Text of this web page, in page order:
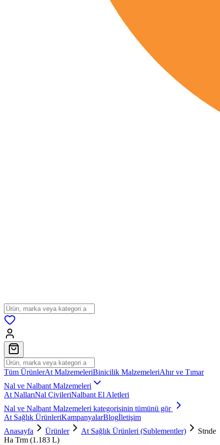
Tüm ÜrünlerAt MalzemeleriBinicilik MalzemeleriAhır ve Tımar
Nal ve Nalbant Malzemeleri
At NallarıNal ÇivileriNalbant El Aletleri
Nal ve Nalbant Malzemeleri kategorisinin tümünü gör
At Sağlık ÜrünleriKampanyalarBlogİletişim
Anasayfa
Ürünler At Sağlık Ürünleri (Sublementler)
Strıde
Ha Trm (1.183 L)